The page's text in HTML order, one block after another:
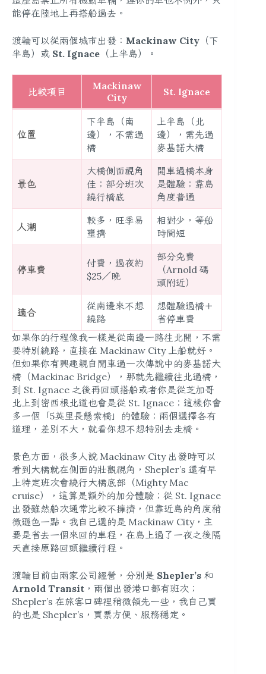
能停在陸地上再搭船過去。
渡輪可以從兩個城市出發： Mackinaw City （下
半島）或 St. Ignace （上半島）。
比較項目
Mackinaw
City
St. Ignace
位置
下半島（南
邊），不需過
橋
上半島（北
邊），需先過
麥基諾大橋
景色
大橋側面視角
佳；部分班次
繞行橋底
開車過橋本身
是體驗；靠島
角度普通
人潮
較多，旺季易
壅擠
相對少，等船
時間短
停車費
付費，過夜約
$25／晚
部分免費
（Arnold 碼
頭附近）
適合
從南邊來不想
繞路
想體驗過橋＋
省停車費
如果你的行程像我一樣是從南邊一路往北開，不需
要特別繞路，直接在 Mackinaw City 上船就好。
但如果你有興趣親自開車過一次傳說中的麥基諾大
橋（Mackinac Bridge），那就先繼續往北過橋，
到 St. Ignace 之後再回頭搭船或者你是從芝加哥
北上到密西根北道也會是從 St. Ignace；這樣你會
多一個「5英里長懸索橋」的體驗；兩個選擇各有
道理，差別不大，就看你想不想特別去走橋。
景色方面，很多人說 Mackinaw City 出發時可以
看到大橋就在側面的壯觀視角，Shepler’s 還有早
上特定班次會繞行大橋底部（Mighty Mac
cruise），這算是額外的加分體驗；從 St. Ignace
出發雖然船次通常比較不擁擠，但靠近島的角度稍
微遜色一點。我自己選的是 Mackinaw City，主
要是省去一個來回的車程，在島上過了一夜之後隔
天直接原路回頭繼續行程。
渡輪目前由兩家公司經營，分別是 Shepler’s 和
Arnold Transit ，兩個出發港口都有班次；
Shepler’s 在旅客口碑裡稍微領先一些，我自己買
的也是 Shepler’s，買票方便、服務穩定。